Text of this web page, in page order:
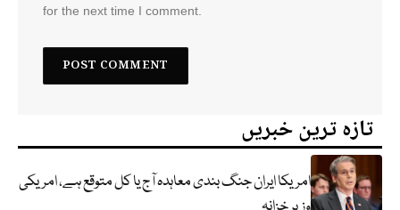
for the next time I comment.
تازہ ترین خبریں
امریکا ایران جنگ بندی معاہدہ آج یا کل متوقع ہے، امریکی